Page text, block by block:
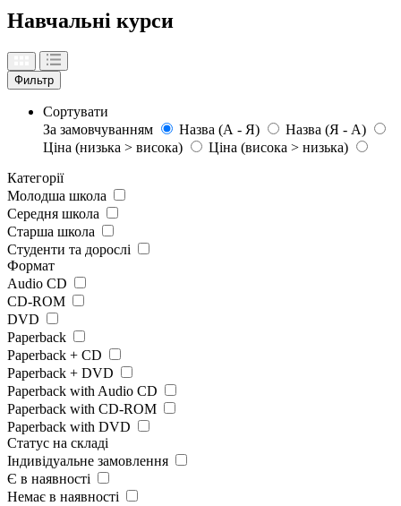
Навчальні курси
Фильтр
Сортувати
За замовчуванням
Назва (А - Я)
Назва (Я - А)
Ціна (низька > висока)
Ціна (висока > низька)
Категорії
Молодша школа
Середня школа
Старша школа
Студенти та дорослі
Формат
Audio CD
CD-ROM
DVD
Paperback
Paperback + CD
Paperback + DVD
Paperback with Audio CD
Paperback with CD-ROM
Paperback with DVD
Статус на складі
Індивідуальне замовлення
Є в наявності
Немає в наявності